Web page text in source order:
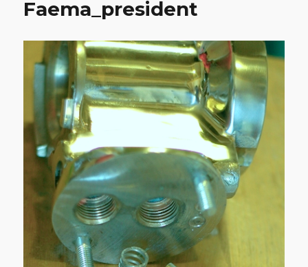
Faema_president